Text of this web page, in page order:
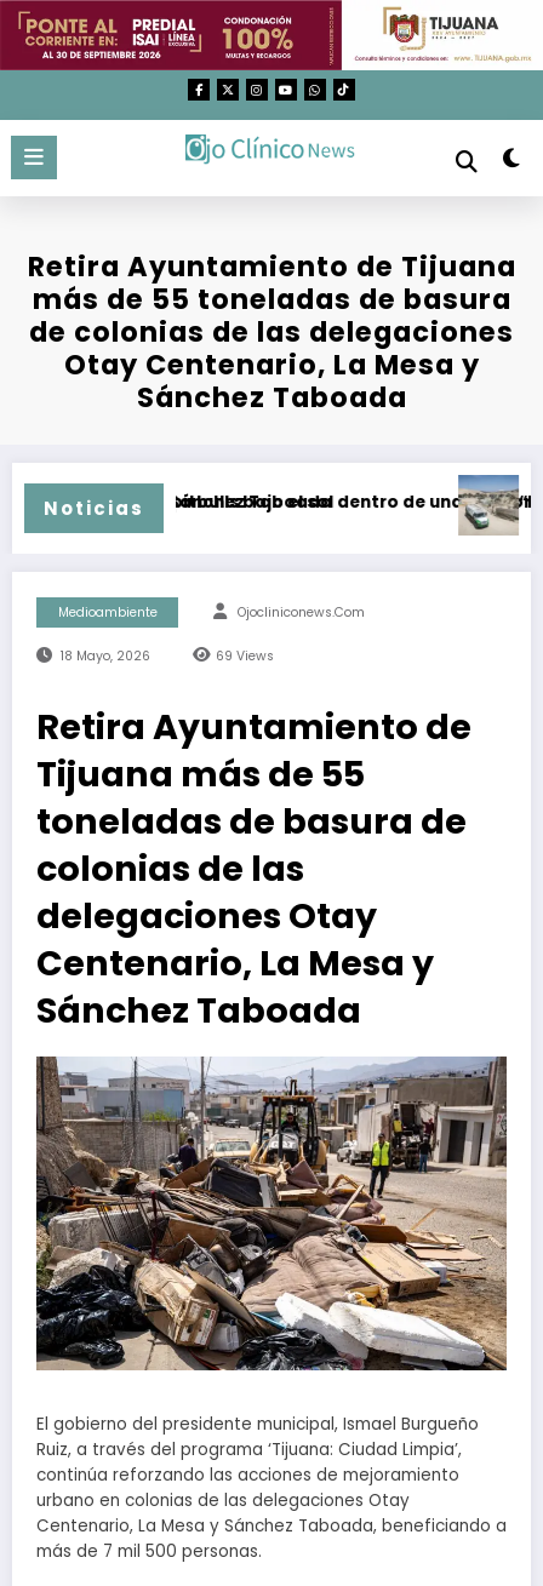
Saltar
contenido
Retira Ayuntamiento de Tijuana
más de 55 toneladas de basura
de colonias de las delegaciones
Otay Centenario, La Mesa y
Sánchez Taboada
Noticias
en la Sánchez Taboada
a tres pitbulls bajo el sol dentro de una camioneta;
“Eso ya
Medioambiente Ojocliniconews.com
18 Mayo, 2026 69 Views
Retira Ayuntamiento de
Tijuana más de 55
toneladas de basura de
colonias de las
delegaciones Otay
Centenario, La Mesa y
Sánchez Taboada
El gobierno del presidente municipal, Ismael Burgueño
Ruiz, a través del programa ‘Tijuana: Ciudad Limpia’,
continúa reforzando las acciones de mejoramiento
urbano en colonias de las delegaciones Otay
Centenario, La Mesa y Sánchez Taboada, beneficiando a
más de 7 mil 500 personas.